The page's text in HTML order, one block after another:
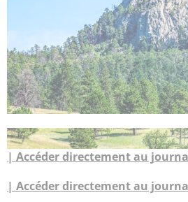
| Accéder directement au
| Accéder directement au